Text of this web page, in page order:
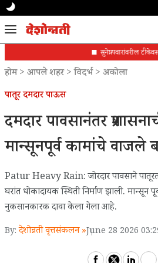
सुनेत्रा पवारांवरील
होम> आपले शहर>विदर्भ> अकोला
पातूर दमदार पाऊस
दमदार पावसानंतर
मान्सूनपूर्व कामांचे वाजले
Patur Heavy Rain: जोरदार पावसाने
घरांत धोकादायक स्थिती निर्माण झाली. मान्सून
नुकसानकारक दावा केला गेला आहे.
By: देशोन्नती वृत्तसंकलन »June 28 2026